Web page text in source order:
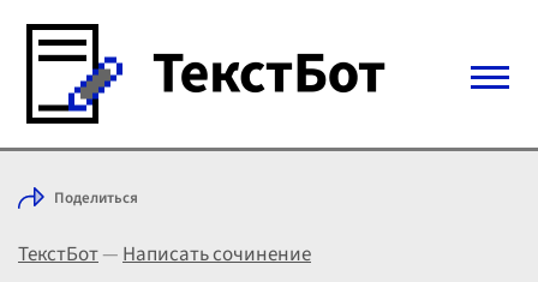
Войти с Telegram
Выбрать режим
Поделиться
ТекстБот—Написать сочинение